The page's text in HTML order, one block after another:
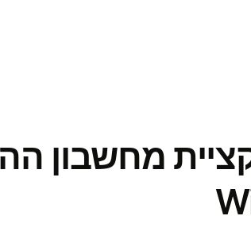
מחשבון